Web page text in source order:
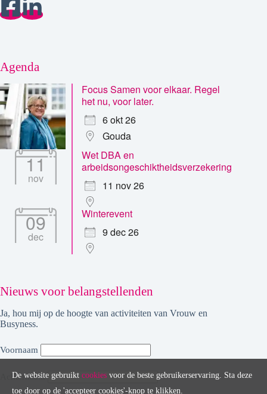
Agenda
Focus Samen voor elkaar. Regel
het nu, voor later.
6 okt 26
Gouda
11
nov
Wet DBA en
arbeidsongeschiktheidsverzekering
11 nov 26
09
dec
Winterevent
9 dec 26
Nieuws voor belangstellenden
Ja, hou mij op de hoogte van activiteiten van Vrouw en
Busyness.
Voornaam
Achternaam
De website gebruikt cookies voor de beste gebruikerservaring. Sta deze
toe door op de 'accepteer cookies'-knop te klikken.